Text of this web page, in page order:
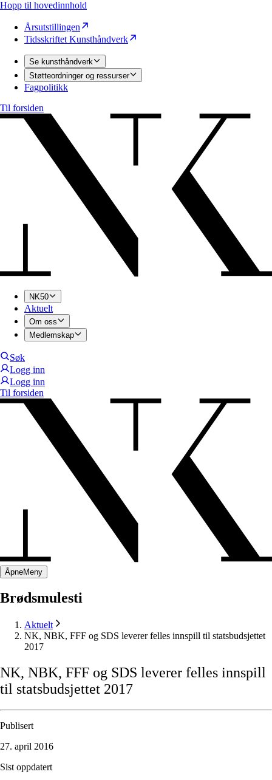
Hopp til hovedinnhold
Årsutstillingen
Tidsskriftet Kunsthåndverk
Se kunsthåndverk
Støtteordninger og ressurser
Fagpolitikk
Til forsiden
NK50
Aktuelt
Om oss
Medlemskap
Søk
Logg inn
Logg inn
Til forsiden
ÅpneMeny
Brødsmulesti
Aktuelt
NK, NBK, FFF og SDS leverer felles innspill til statsbudsjettet
2017
NK, NBK, FFF og SDS leverer felles innspill
til statsbudsjettet 2017
Publisert
27. april 2016
Sist oppdatert